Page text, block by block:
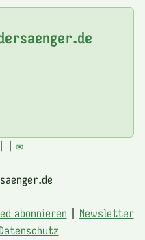
✉️
abonnieren
Newsletter
Datenschutz